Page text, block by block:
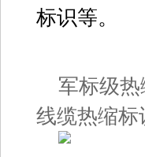
标识等。
军标级
线缆热缩标